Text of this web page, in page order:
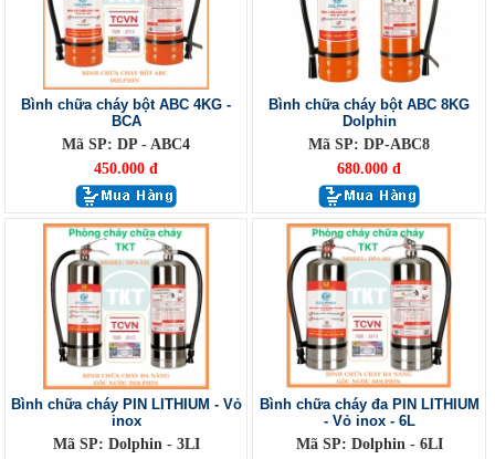
Bình chữa cháy bột ABC 4KG -
BCA
Mã SP: DP - ABC4
450.000 đ
Bình chữa cháy bột ABC 8KG
Dolphin
Mã SP: DP-ABC8
680.000 đ
Bình chữa cháy PIN LITHIUM - Vỏ
inox
Mã SP: Dolphin - 3LI
Bình chữa cháy đa PIN LITHIUM
- Vỏ inox - 6L
Mã SP: Dolphin - 6LI